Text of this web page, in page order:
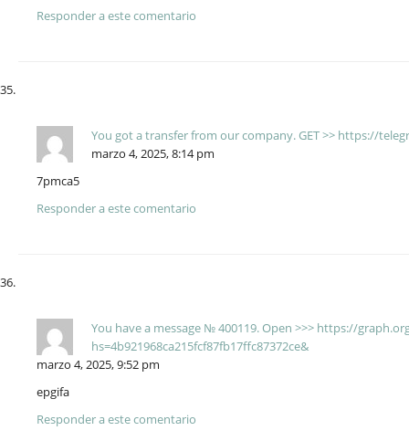
Responder a este comentario
You got a transfer from our company. GЕТ >> https://
marzo 4, 2025, 8:14 pm
7pmca5
Responder a este comentario
You have a message № 400119. Open >>> https://
hs=4b921968ca215fcf87fb17ffc87372ce&
marzo 4, 2025, 9:52 pm
epgifa
Responder a este comentario